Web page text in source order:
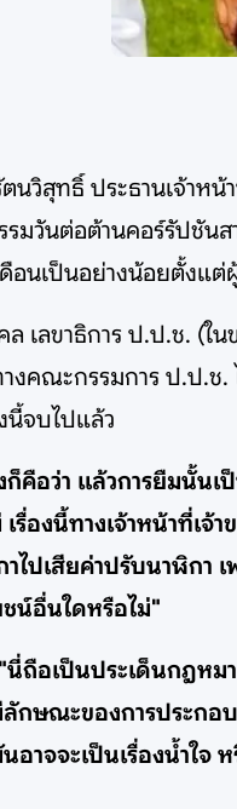
วิสุทธิ์ ประธานเจ้าหน้
มวันต่อต้านคอร์รัปชัน
ดือนเป็นอย่างน้อยตั้ง
เลขาธิการ ป.ป.ช. (ใ
งคณะกรรมการ ป.ป.ช.
นี้จบไปแล้ว
อว่า แล้วการยืมนั้นเ
รื่องนี้ทางเจ้าหน้าที่เจ้
ไปเสียค่าปรับนาฬิกา
น์อื่นใดหรือไม่"
ถือเป็นประเด็นกฎหม
กษณะของการประก
นอาจจะเป็นเรื่องน้ำใ